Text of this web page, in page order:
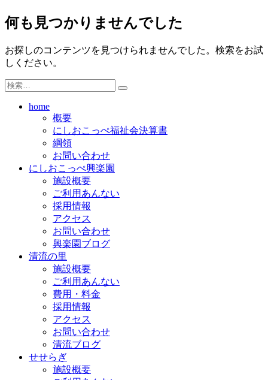
何も見つかりませんでした
お探しのコンテンツを見つけられませんでした。検索をお試
しください。
検
検
home
概要
にしおこっぺ福祉会決算書
綱領
お問い合わせ
にしおこっぺ興楽園
施設概要
ご利用あんない
採用情報
アクセス
お問い合わせ
興楽園ブログ
清流の里
施設概要
ご利用あんない
費用・料金
採用情報
アクセス
お問い合わせ
清流ブログ
せせらぎ
施設概要